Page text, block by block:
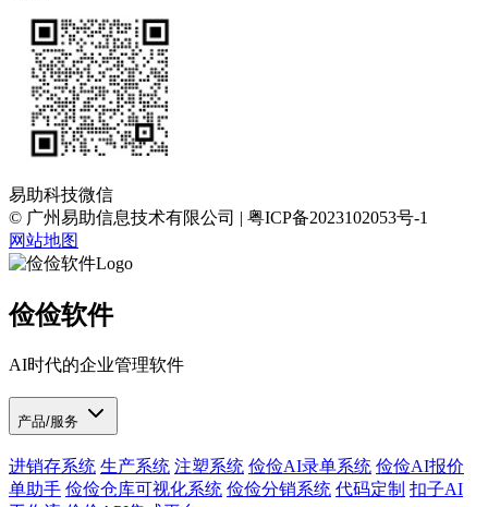
易助科技微信
© 广州易助信息技术有限公司 | 粤ICP备2023102053号-1
网站地图
俭俭软件
AI时代的企业管理软件
产品/服务
进销存系统 生产系统 注塑系统 俭俭AI录单系统 俭俭AI报价
单助手 俭俭仓库可视化系统 俭俭分销系统 代码定制 扣子AI